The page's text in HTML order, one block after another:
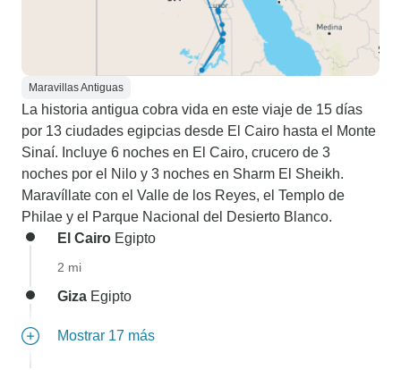
Maravillas Antiguas
La historia antigua cobra vida en este viaje de 15 días
por 13 ciudades egipcias desde El Cairo hasta el Monte
Sinaí. Incluye 6 noches en El Cairo, crucero de 3
noches por el Nilo y 3 noches en Sharm El Sheikh.
Maravíllate con el Valle de los Reyes, el Templo de
Philae y el Parque Nacional del Desierto Blanco.
El Cairo Egipto
2 mi
Giza Egipto
Mostrar 17 más